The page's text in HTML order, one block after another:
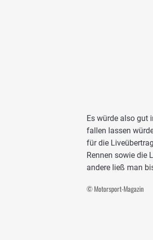
Es würde also gut
fallen lassen
für die
Rennen sowie die
andere ließ man
© Motorsport-Magazin